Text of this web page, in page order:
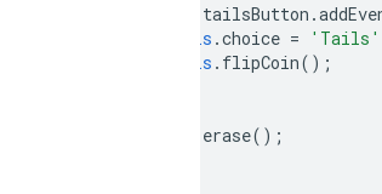
tailsButton .
this .choice = 'Tails'
this . flipCoin();
erase();